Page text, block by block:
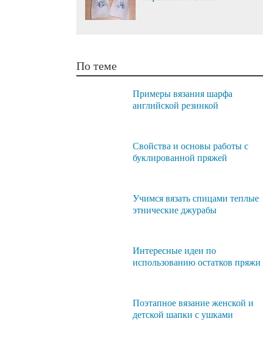
По теме
Примеры вязания шарфа
английской резинкой
Свойства и основы работы с
буклированной пряжей
Учимся вязать спицами теплые
этнические джурабы
Интересные идеи по
использованию остатков пряжи
Поэтапное вязание женской и
детской шапки с ушками